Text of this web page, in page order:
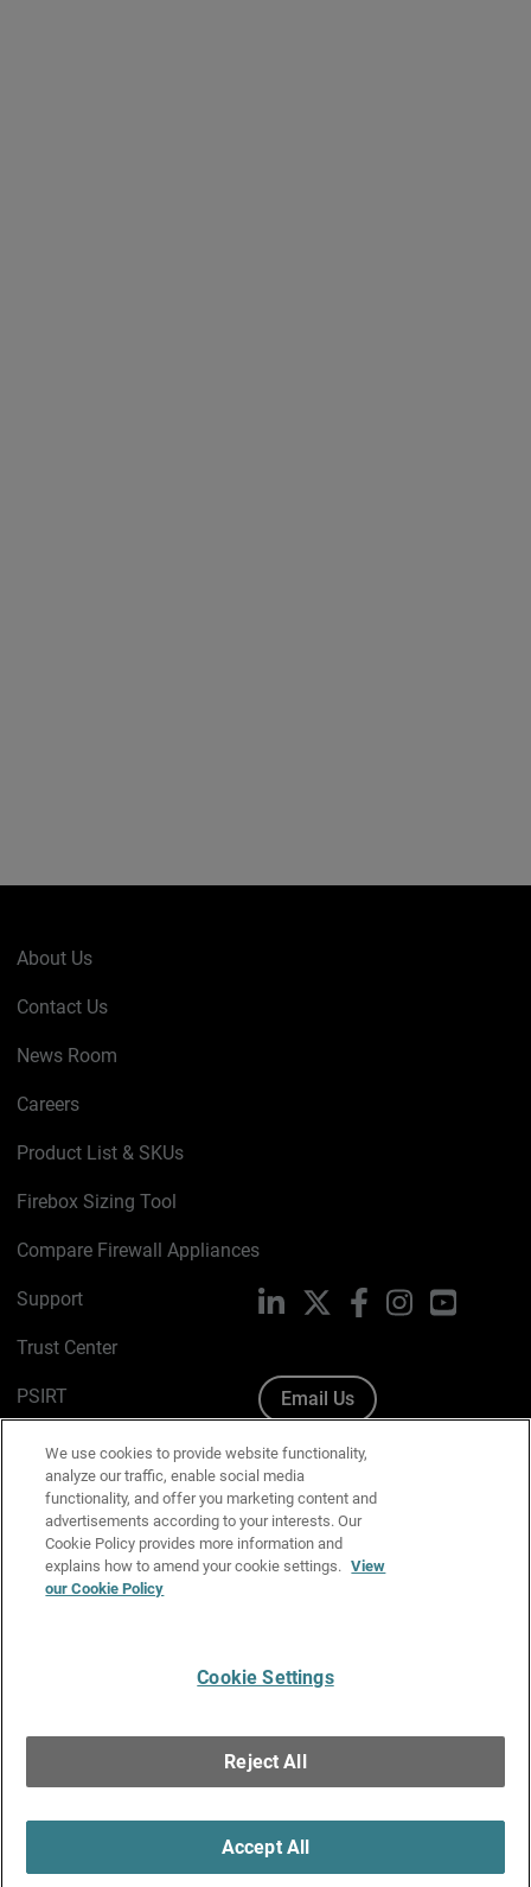
About Us
Contact Us
News Room
Careers
Product List & SKUs
Firebox Sizing Tool
Compare Firewall Appliances
Support
Trust Center
PSIRT
Cookie Policy
Privacy Policy
Media & Brand Kit
Manage Email Preferences
LinkedIn FacebookInstagramYouTube
Email Us
Copyright © 1996-2026 WatchGuard Technologies, Inc. All
Rights Reserved.
We use cookies to provide website functionality,
analyze our traffic, enable social media
functionality, and offer you marketing content and
advertisements according to your interests. Our
Cookie Policy provides more information and
explains how to amend your cookie settings. View
our Cookie Policy
Cookie Settings
Reject All
Accept All